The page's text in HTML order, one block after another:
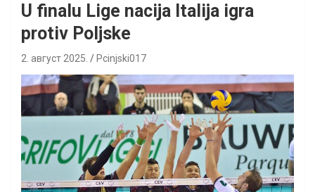
U finalu Lige nacija Italija igra
protiv Poljske
2. август 2025. Pcinjski017